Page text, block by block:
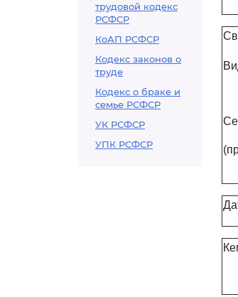
трудовой кодекс
РСФСР
КоАП РСФСР
Кодекс законов о
труде
Кодекс о браке и
семье РСФСР
УК РСФСР
УПК РСФСР